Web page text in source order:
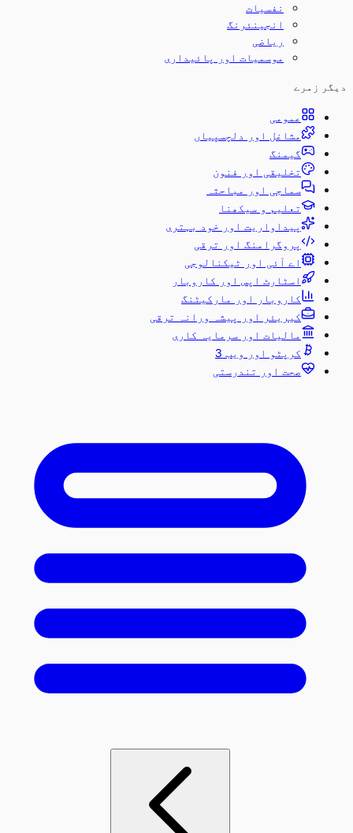
نفسیات
انجینئرنگ
ریاضی
موسمیات اور پائیداری
دیگر زمرے
عمومی
مشاغل اور دلچسپیاں
گیمنگ
تخلیقی اور فنون
سماجی اور مباحثہ
تعلیم و سیکھنا
پیداواریت اور خود بہتری
پروگرامنگ اور ترقی
اے آئی اور ٹیکنالوجی
اسٹارٹ اپس اور کاروبار
کاروبار اور مارکیٹنگ
کیریئر اور پیشہ ورانہ ترقی
مالیات اور سرمایہ کاری
کرپٹو اور ویب 3
صحت اور تندرستی